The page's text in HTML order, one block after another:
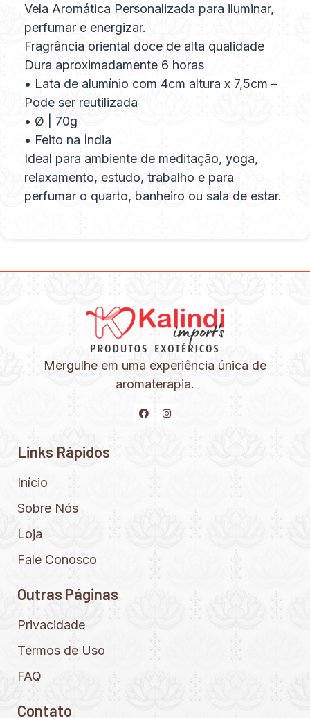
Vela Aromática Personalizada para iluminar,
perfumar e energizar.
Fragrância oriental doce de alta qualidade
Dura aproximadamente 6 horas
• Lata de alumínio com 4cm altura x 7,5cm –
Pode ser reutilizada
• Ø | 70g
• Feito na Índia
Ideal para ambiente de meditação, yoga,
relaxamento, estudo, trabalho e para
perfumar o quarto, banheiro ou sala de estar.
Mergulhe em uma experiência única de
aromaterapia.
Links Rápidos
Início
Sobre Nós
Loja
Fale Conosco
Outras Páginas
Privacidade
Termos de Uso
FAQ
Contato